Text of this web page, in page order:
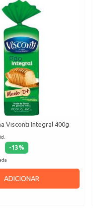
Visconti Integral 400g
-13%
ADICIONAR